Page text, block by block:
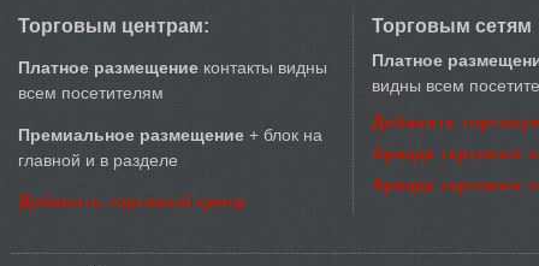
Торговым центрам:
Платное размещение контакты видны
всем посетителям
Премиальное размещение + блок на
главной и в разделе
Добавить торговый центр
Торговым сетям
Платное
видны всем
Добавить
Аренда торговых
Аренда торговых